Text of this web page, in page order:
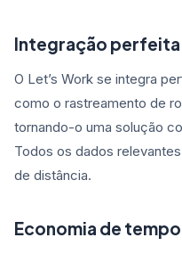
Integração perfeita
O Let’s Work se integra
como o rastreamento de
tornando-o uma solução
Todos os dados
de distância.
Economia de